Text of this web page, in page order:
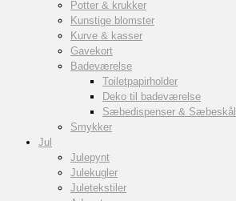
Potter & krukker
Kunstige blomster
Kurve & kasser
Gavekort
Badeværelse
Toiletpapirholder
Deko til badeværelse
Sæbedispenser & Sæbeskål
Smykker
Jul
Julepynt
Julekugler
Juletekstiler